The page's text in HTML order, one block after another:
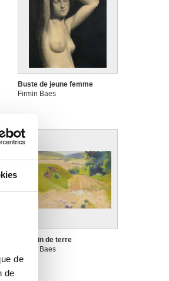
de
de
Buste de jeune femme
Firmin Baes
Chemin de terre
Firmin Baes